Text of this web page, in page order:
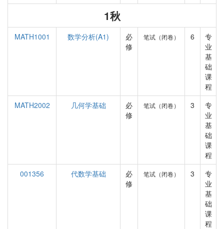
1秋
MATH1001 数学分析(A1)
必
修
笔试（闭卷） 6
专
业
基
础
课
程
MATH2002
几何学基础
必
修
笔试（闭卷） 3
专
业
基
础
课
程
001356
代数学基础
必
修
笔试（闭卷） 3
专
业
基
础
课
程